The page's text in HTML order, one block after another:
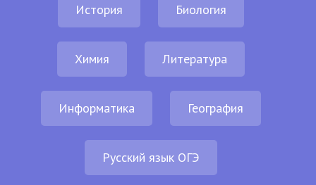
История Биология
Химия Литература
Информатика География
Русский язык ОГЭ